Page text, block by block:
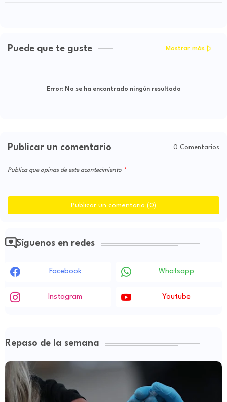
Puede que te guste Mostrar más
Error:No se ha encontrado ningún resultado
Publicar un comentario 0 Comentarios
Publica que opinas de este acontecimiento
Publicar un comentario (0)
Síguenos en redes
Facebook Whatsapp
Instagram Youtube
Repaso de la semana